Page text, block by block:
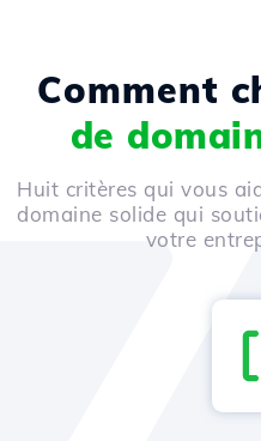
Comment
de
Huit critères qui vous
domaine solide qui
votre